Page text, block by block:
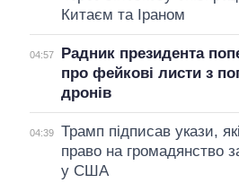
Китаєм та Іраном
04:57
Радник президента
про фейкові листи з
дронів
04:39
Трамп підписав укази,
право на громадянство
у США